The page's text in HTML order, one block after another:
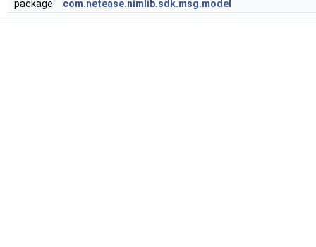
package com.netease.nimlib.sdk.msg.model